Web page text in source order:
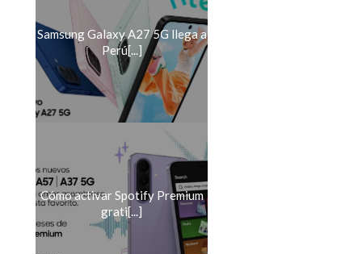
Samsung Galaxy A27 5G llega a
Perú[...]
Cómo activar Spotify Premium
grati[...]